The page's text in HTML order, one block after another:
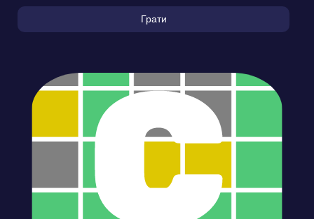
Грати